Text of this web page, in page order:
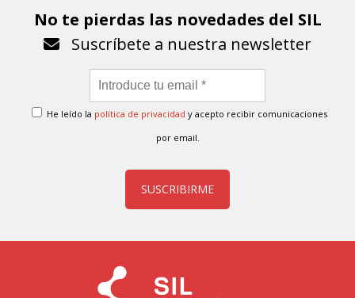
No te pierdas las novedades del SIL
Suscríbete a nuestra newsletter
He leído la política de privacidad y acepto recibir comunicaciones
por email.
SUSCRIBIRME